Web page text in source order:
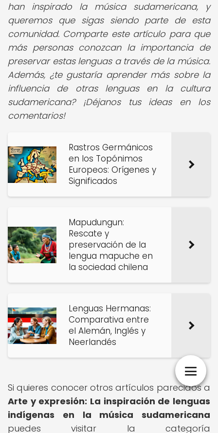
han inspirado la música sudamericana, y
queremos que sigas siendo parte de esta
comunidad. Comparte este artículo para que
más personas conozcan la importancia de
preservar estas lenguas a través de la música.
Además, ¿te gustaría aprender más sobre la
influencia de otras lenguas en la cultura
sudamericana? ¡Déjanos tus ideas en los
comentarios!
Rastros Germánicos
en los Topónimos
Europeos: Orígenes y
Significados
Mapudungun:
Rescate y
preservación de la
lengua mapuche en
la sociedad chilena
Lenguas Hermanas:
Comparativa entre
el Alemán, Inglés y
Neerlandés
Si quieres conocer otros artículos parecidos a
Arte y expresión: La inspiración de lenguas
indígenas en la música sudamericana
puedes visitar la categoría